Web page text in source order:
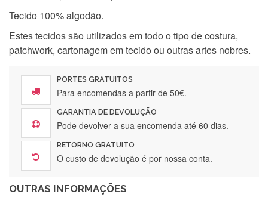
Tecido 100% algodão.
Estes tecidos são utilizados em todo o tipo de costura,
patchwork, cartonagem em tecido ou outras artes nobres.
PORTES GRATUITOS
Para encomendas a partir de 50€.
GARANTIA DE DEVOLUÇÃO
Pode devolver a sua encomenda até 60 dias.
RETORNO GRATUITO
O custo de devolução é por nossa conta.
OUTRAS INFORMAÇÕES